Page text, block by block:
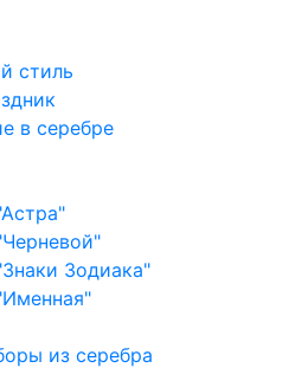
стиль
в серебре
Зодиака"
из серебра